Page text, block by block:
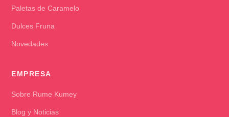
Paletas de Caramelo
Dulces Fruna
Novedades
EMPRESA
Sobre Rume Kumey
Blog y Noticias